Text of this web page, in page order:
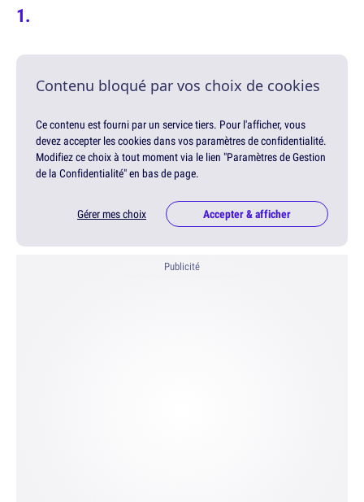
Contenu bloqué par vos choix de cookies
Ce contenu est fourni par un service tiers. Pour l'afficher, vous
devez accepter les cookies dans vos paramètres de confidentialité.
Modifiez ce choix à tout moment via le lien "Paramètres de Gestion
de la Confidentialité" en bas de page.
Gérer mes choix Accepter & afficher
Publicité